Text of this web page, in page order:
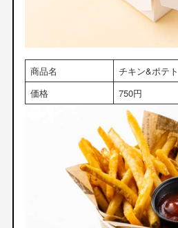
商品名
チキン&ポテト
価格
750円